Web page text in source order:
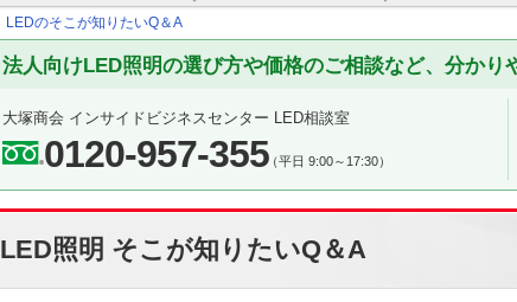
LEDのそこが知りたいQ＆A
法人向けLED照明の選び方や価格のご相談など、分かり
大塚商会 インサイドビジネスセンター LED相談室
0120-957-355（平日 9:00～17:30）
LED照明 そこが知りたいQ＆A